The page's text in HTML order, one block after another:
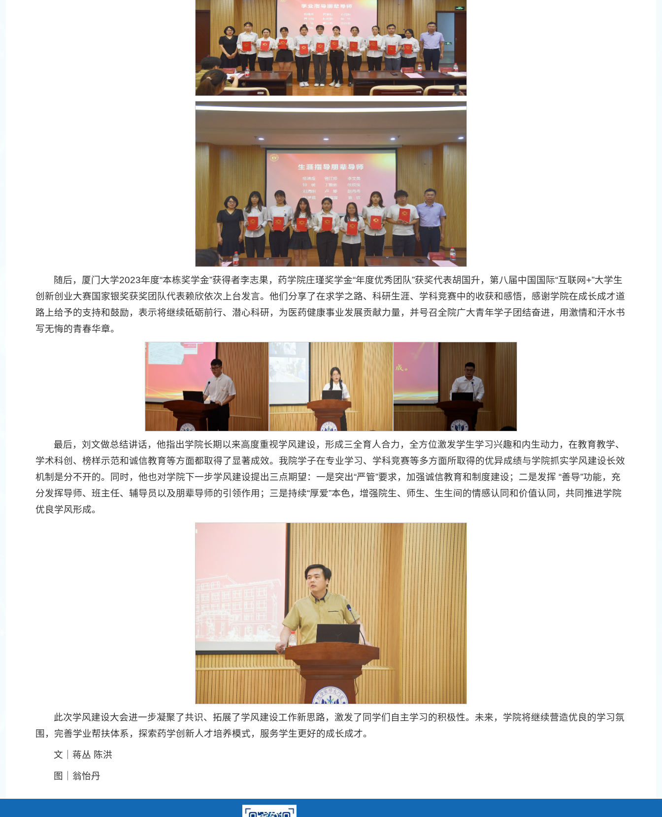
随后，厦门大学2023年度“本栋奖学金”获得者李志果，药学院庄瑾奖学金“年度优秀团队”获奖代表胡国升，第八届中国国际“互联网+”大学生
创新创业大赛国家银奖获奖团队代表赖欣依次上台发言。他们分享了在求学之路、科研生涯、学科竞赛中的收获和感悟，感谢学院在成长成才道
路上给予的支持和鼓励，表示将继续砥砺前行、潜心科研，为医药健康事业发展贡献力量，并号召全院广大青年学子团结奋进，用激情和汗水书
写无悔的青春华章。
最后，刘文做总结讲话，他指出学院长期以来高度重视学风建设，形成三全育人合力，全方位激发学生学习兴趣和内生动力，在教育教学、
学术科创、榜样示范和诚信教育等方面都取得了显著成效。我院学子在专业学习、学科竞赛等多方面所取得的优异成绩与学院抓实学风建设长效
机制是分不开的。同时，他也对学院下一步学风建设提出三点期望：一是突出“严管”要求，加强诚信教育和制度建设；二是发挥 “善导”功能，充
分发挥导师、班主任、辅导员以及朋辈导师的引领作用；三是持续“厚爱”本色，增强院生、师生、生生间的情感认同和价值认同，共同推进学院
优良学风形成。
此次学风建设大会进一步凝聚了共识、拓展了学风建设工作新思路，激发了同学们自主学习的积极性。未来，学院将继续营造优良的学习氛
围，完善学业帮扶体系，探索药学创新人才培养模式，服务学生更好的成长成才。
文｜蒋丛 陈洪
图｜翁怡丹